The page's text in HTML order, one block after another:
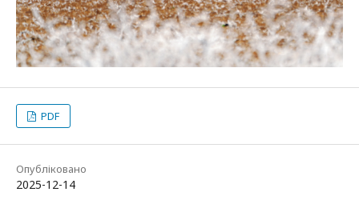
PDF
Опубліковано
2025-12-14